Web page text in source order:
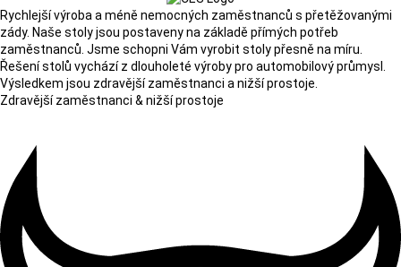
Rychlejší výroba a méně nemocných zaměstnanců s přetěžovanými
zády. Naše stoly jsou postaveny na základě přímých potřeb
zaměstnanců. Jsme schopni Vám vyrobit stoly přesně na míru.
Řešení stolů vychází z dlouholeté výroby pro automobilový průmysl.
Výsledkem jsou zdravější zaměstnanci a nižší prostoje.
Zdravější zaměstnanci & nižší prostoje